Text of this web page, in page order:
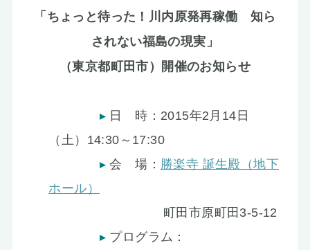
お知らせ
「ちょっと待った！川内原発再稼働 知ら
されない福島の現実」
（東京都町田市）開催のお知らせ
日 時：2015年2月14日
（土）14:30～17:30
会 場： 勝楽寺 誕生殿（地下
ホール）
町田市原町田3-5-12
プログラム：